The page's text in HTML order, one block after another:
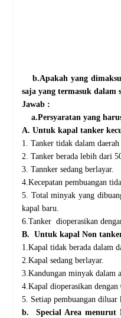
b.Apakah yang
saja yang termasuk dalam
Jawab :
a.Persyaratan yang
A. Untuk kapal tanker
1. Tanker tidak dalam daerah
2. Tanker berada lebih dari
3. Tannker sedang berlayar.
4.Kecepatan pembuangan
5. Total minyak yang
kapal baru.
6.Tanker dioperasikan
B. Untuk kapal Non
1.Kapal tidak berada dalam
2.Kapal sedang berlayar.
3.Kandungan minyak dalam
4.Kapal dioperasikan
5. Setiap pembuangan diluar
b. Special Area